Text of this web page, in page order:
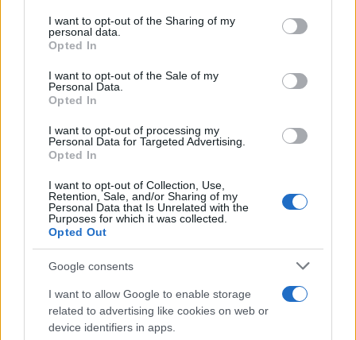
not limited to your visit or usage behaviour. You may click to
grant or deny consent to Google and its third-party tags to
use your data for below specified purposes in below Google
consent section.
I want to opt-out of the Sharing of my
personal data.
Opted In
I want to opt-out of the Sale of my
Personal Data.
Opted In
I want to opt-out of processing my
Personal Data for Targeted Advertising.
Opted In
I want to opt-out of Collection, Use,
Retention, Sale, and/or Sharing of my
Personal Data that Is Unrelated with the
Purposes for which it was collected.
Opted Out
Google consents
I want to allow Google to enable storage
related to advertising like cookies on web or
device identifiers in apps.
Η ομάδα που απομάκρυναν τα ελικόπτερα σκόπευε
συγκεντρωμένων ανθρώπων δυσκόλευε την
πρόσβαση και προκάλεσε ανησυχία στα μέλη της